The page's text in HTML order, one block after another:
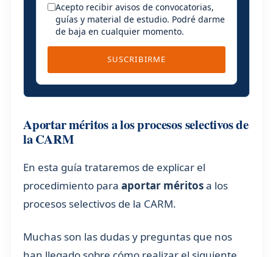
Acepto recibir avisos de convocatorias,
guías y material de estudio. Podré darme
de baja en cualquier momento.
SUSCRIBIRME
Aportar méritos a los procesos selectivos de
la CARM
En esta guía trataremos de explicar el
procedimiento para aportar méritosa los
procesos selectivos de la CARM.
Muchas son las dudas y preguntas que nos